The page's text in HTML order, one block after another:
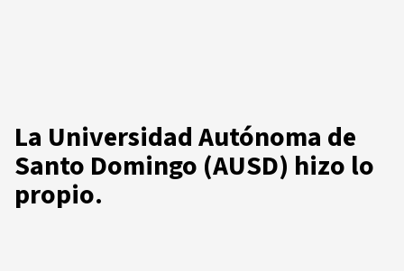
La Universidad Autónoma de
Santo Domingo (AUSD) hizo lo
propio.